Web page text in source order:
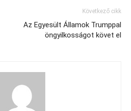
Következő cikk
Az Egyesült Államok Trumppal
öngyilkosságot követ el